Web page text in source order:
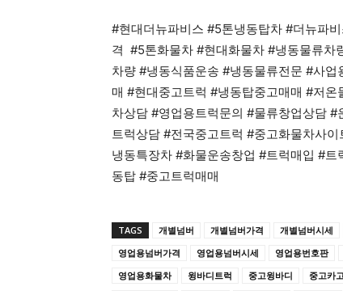
#현대더뉴파비스 #5톤냉동탑차 #더뉴파
격 #5톤화물차 #현대화물차 #냉동물류차
차량 #냉동식품운송 #냉동물류전문 #사
매 #현대중고트럭 #냉동탑중고매매 #저
차상담 #영업용트럭문의 #물류창업상담
트럭상담 #전국중고트럭 #중고화물차사
냉동특장차 #화물운송창업 #트럭매입 #
동탑 #중고트럭매매
TAGS 개별넘버 개별넘버가격 개별넘버시세
영업용넘버가격
영업용넘버시세 영업용번호판
영업용화물차
윙바디트럭 중고윙바디 중고카